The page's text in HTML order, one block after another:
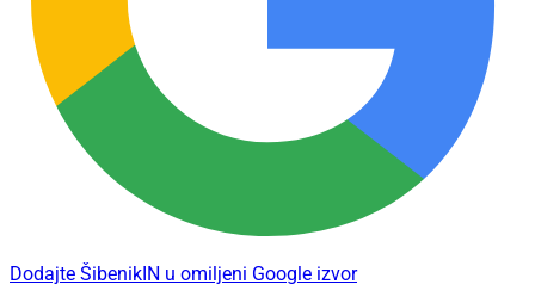
Dodajte ŠibenikIN u omiljeni Google izvor